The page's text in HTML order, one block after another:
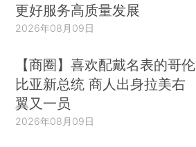
更好服务高质量发展
2026年08月09日
【商圈】喜欢配戴名表的哥伦
比亚新总统 商人出身拉美右
翼又一员
2026年08月09日